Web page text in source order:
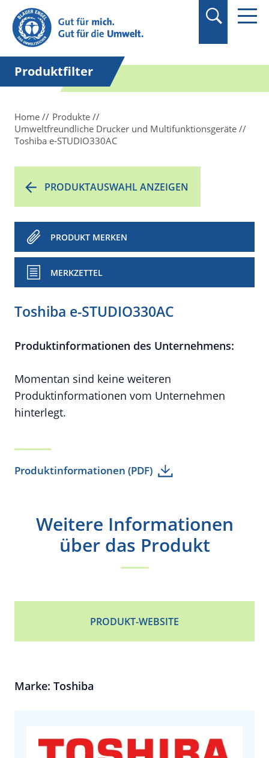
Suchbegriff in
Anführungszeichen
setzen.
Produktfilter
Home
Produkte
Umweltfreundliche Drucker und Multifunktionsgeräte
Toshiba e-STUDIO330AC
PRODUKTAUSWAHL ANZEIGEN
PRODUKT MERKEN
MERKZETTEL
Toshiba e-STUDIO330AC
Produktinformationen des Unternehmens:
Momentan sind keine weiteren
Produktinformationen vom Unternehmen
hinterlegt.
Produktinformationen (PDF)
Weitere Informationen
über das Produkt
PRODUKT-WEBSITE
Marke: Toshiba